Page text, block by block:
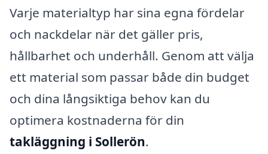
Varje materialtyp har sina egna fördelar
och nackdelar när det gäller pris,
hållbarhet och underhåll. Genom att välja
ett material som passar både din budget
och dina långsiktiga behov kan du
optimera kostnaderna för din
takläggning i Sollerön.